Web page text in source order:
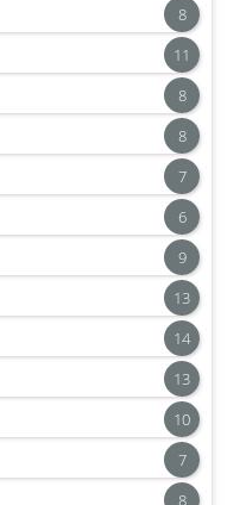
8
11
8
8
7
6
9
13
14
13
10
7